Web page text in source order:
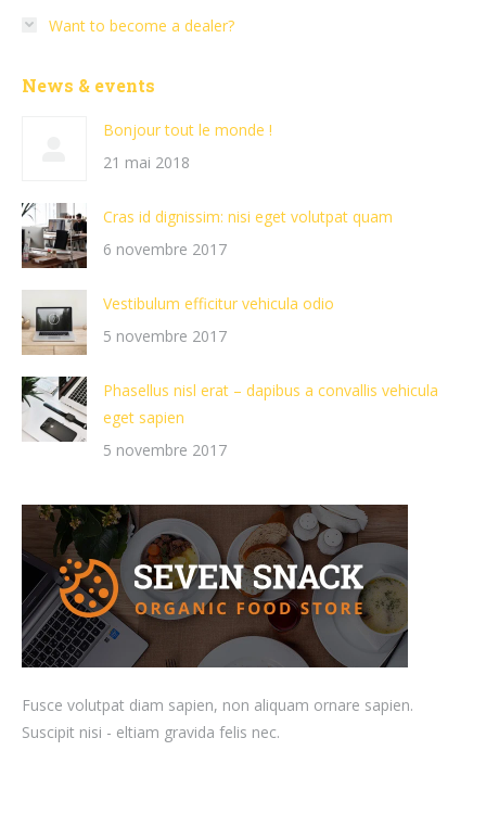
Want to become a dealer?
News & events
Bonjour tout le monde !
21 mai 2018
Cras id dignissim: nisi eget volutpat quam
6 novembre 2017
Vestibulum efficitur vehicula odio
5 novembre 2017
Phasellus nisl erat – dapibus a convallis vehicula
eget sapien
5 novembre 2017
Fusce volutpat diam sapien, non aliquam ornare sapien.
Suscipit nisi - eltiam gravida felis nec.